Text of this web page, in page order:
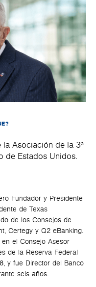
Asociación de la 3ª
de Estados Unidos.
Fundador y Presidente
de Texas
de los Consejos de
Certegy y Q2 eBanking.
el Consejo Asesor
de la Reserva Federal
y fue Director del Banco
seis años.